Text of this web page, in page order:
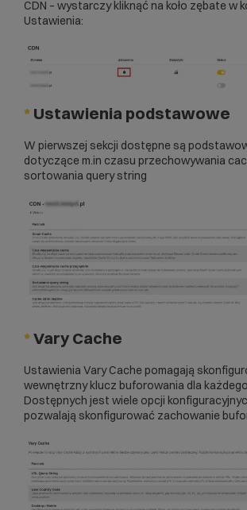
CDN – wystarczy kliknąć na koło zębate w
Ustawienia:
* Ustawienia podstawowe
W pierwszej sekcji dostępne są
dotyczące m.in czasu przechowywania
sortowania query string
*Vary Cache
Ustawienia Vary Cache pomagają
wewnętrzny klucz buforowania dla
Dostępnych jest wiele opcji
pozwalają skonfigurować zachowanie